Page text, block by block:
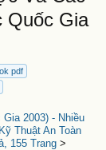
Quốc Gia
pdf
2003) - Nhiều
Thuật An Toàn
155 Trang>